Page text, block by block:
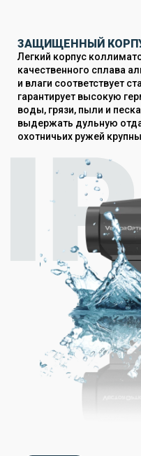
ЗАЩИЩЕННЫЙ
Легкий корпус
качественного сплава
и влаги соответствует
гарантирует высокую
воды, грязи, пыли и
выдержать дульную
охотничьих ружей